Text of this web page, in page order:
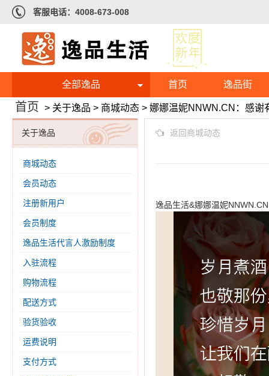
客服电话：4008-673-008
全部逸品 首页 逸品街
首页 > 关于逸品 > 商城动态 > 娜娜温妮NNWN.CN：感谢
关于逸品
商城动态
会员动态
注册新用户
会员制度
逸品生活代言人激励制度
入驻流程
购物流程
配送方式
验货验收
运费说明
支付方式
返回商城动态
逸品生活&娜娜温妮